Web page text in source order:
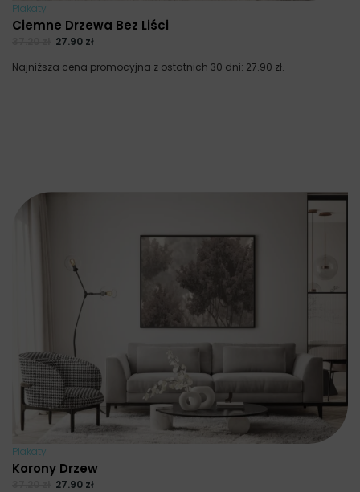
Plakaty
Ciemne Drzewa Bez Liści
27.90 zł
Najniższa cena promocyjna z ostatnich 30 dni: 27.90 zł.
Plakaty
Korony Drzew
27.90 zł